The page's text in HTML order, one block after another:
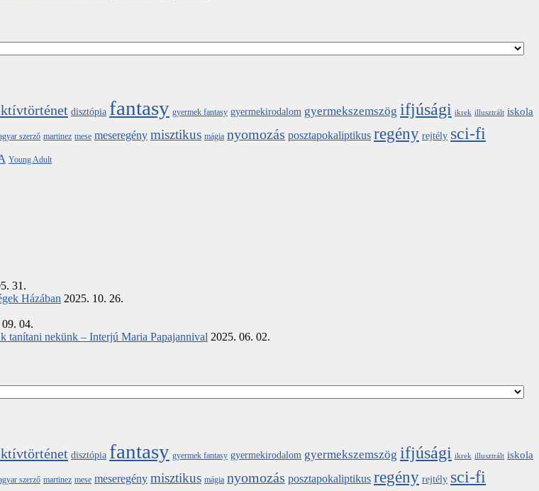
disztópia fantasy gyermek fantasy gyermekirodalom gyermekszemszög ifjúsági ikrek illusztrált iskola
szerző martinez mese meseregény misztikus mágia nyomozás posztapokaliptikus regény rejtély sci-fi
Young Adult
31.
Házában 2025. 10. 26.
04.
tanítani nekünk – Interjú Maria Papajannival 2025. 06. 02.
disztópia fantasy gyermek fantasy gyermekirodalom gyermekszemszög ifjúsági ikrek illusztrált iskola
szerző martinez mese meseregény misztikus mágia nyomozás posztapokaliptikus regény rejtély sci-fi